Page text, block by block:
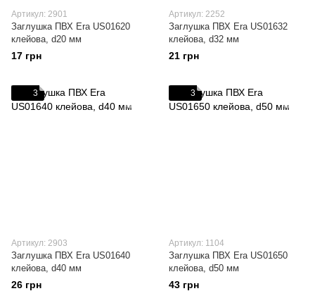
Артикул: 2901
Заглушка ПВХ Era US01620
клейова, d20 мм
17 грн
Артикул: 2252
Заглушка ПВХ Era US01632
клейова, d32 мм
21 грн
3
Артикул: 2903
Заглушка ПВХ Era US01640
клейова, d40 мм
26 грн
3
Артикул: 1104
Заглушка ПВХ Era US01650
клейова, d50 мм
43 грн